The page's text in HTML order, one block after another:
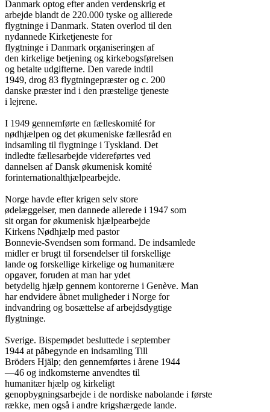
Danmark optog efter anden verdenskrig et
arbejde blandt de 220.000 tyske og allierede
flygtninge i Danmark. Staten overlod til den
nydannede Kirketjeneste for
flygtninge i Danmark organiseringen af
den kirkelige betjening og kirkebogsførelsen
og betalte udgifterne. Den varede indtil
1949, drog 83 flygtningepræster og c. 200
danske præster ind i den præstelige tjeneste
i lejrene.
I 1949 gennemførte en fælleskomité for
nødhjælpen og det økumeniske fællesråd en
indsamling til flygtninge i Tyskland. Det
indledte fællesarbejde videreførtes ved
dannelsen af Dansk økumenisk komité
forinternationalthjælpearbejde.
Norge havde efter krigen selv store
ødelæggelser, men dannede allerede i 1947 som
sit organ for økumenisk hjælpearbejde
Kirkens Nødhjælp med pastor
Bonnevie-Svendsen som formand. De indsamlede
midler er brugt til forsendelser til forskellige
lande og forskellige kirkelige og humanitære
opgaver, foruden at man har ydet
betydelig hjælp gennem kontorerne i Genève. Man
har endvidere åbnet muligheder i Norge for
indvandring og bosættelse af arbejdsdygtige
flygtninge.
Sverige. Bispemødet besluttede i september
1944 at påbegynde en indsamling Till
Bröders Hjälp; den gennemførtes i årene 1944
—46 og indkomsterne anvendtes til
humanitær hjælp og kirkeligt
genopbygningsarbejde i de nordiske nabolande i første
række, men også i andre krigshærgede lande.